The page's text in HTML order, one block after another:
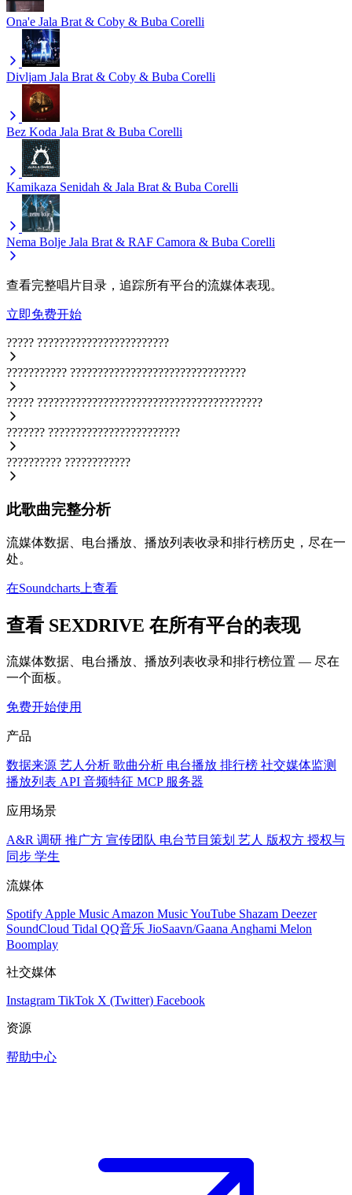
Ona'e Jala Brat & Coby & Buba Corelli
Divljam Jala Brat & Coby & Buba Corelli
Bez Koda Jala Brat & Buba Corelli
Kamikaza Senidah & Jala Brat & Buba Corelli
Nema Bolje Jala Brat & RAF Camora & Buba Corelli
查看完整唱片目录，追踪所有平台的流媒体表现。
立即免费开始
????? ????????????????????????
??????????? ????????????????????????????????
????? ?????????????????????????????????????????
??????? ????????????????????????
?????????? ????????????
此歌曲完整分析
流媒体数据、电台播放、播放列表收录和排行榜历史，尽在一
处。
在Soundcharts上查看
查看 SEXDRIVE 在所有平台的表现
流媒体数据、电台播放、播放列表收录和排行榜位置 — 尽在
一个面板。
免费开始使用
产品
数据来源 艺人分析 歌曲分析 电台播放 排行榜 社交媒体监测
播放列表 API 音频特征 MCP 服务器
应用场景
A&R 调研 推广方 宣传团队 电台节目策划 艺人 版权方 授权与
同步 学生
流媒体
Spotify Apple Music Amazon MusicYouTube Shazam Deezer
SoundCloud Tidal QQ音乐 JioSaavn/Gaana Anghami Melon
Boomplay
社交媒体
Instagram TikTok X (Twitter) Facebook
资源
帮助中心